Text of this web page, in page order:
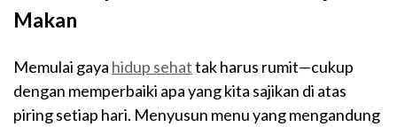
Makan
Memulai gaya hidup sehattak harus rumit—cukup
dengan memperbaiki apa yang kita sajikan di atas
piring setiap hari. Menyusun menu yang mengandung